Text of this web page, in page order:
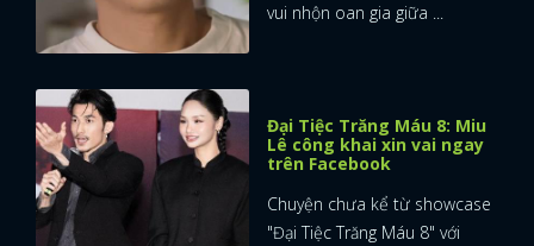
vui nhộn oan gia giữa ...
Đại Tiệc Trăng Máu 8: Miu
Lê công khai xin vai ngay
trên Facebook
Chuyện chưa kể từ showcase
"Đại Tiệc Trăng Máu 8" với